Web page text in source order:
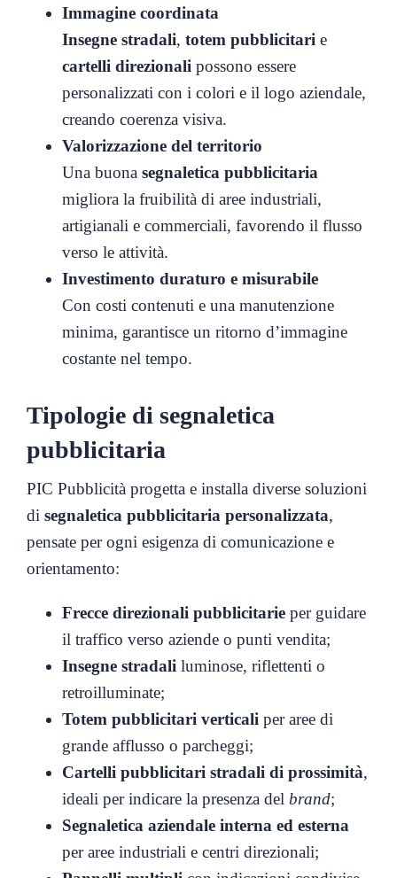
Immagine coordinata
Insegne stradali, totem pubblicitari e
cartelli direzionali possono essere
personalizzati con i colori e il logo aziendale,
creando coerenza visiva.
Valorizzazione del territorio
Una buona segnaletica pubblicitaria
migliora la fruibilità di aree industriali,
artigianali e commerciali, favorendo il flusso
verso le attività.
Investimento duraturo e misurabile
Con costi contenuti e una manutenzione
minima, garantisce un ritorno d’immagine
costante nel tempo.
Tipologie di segnaletica
pubblicitaria
PIC Pubblicità progetta e installa diverse soluzioni
di segnaletica pubblicitaria personalizzata,
pensate per ogni esigenza di comunicazione e
orientamento:
Frecce direzionali pubblicitarieper guidare
il traffico verso aziende o punti vendita;
Insegne stradali luminose, riflettenti o
retroilluminate;
Totem pubblicitari verticali per aree di
grande afflusso o parcheggi;
Cartelli pubblicitari stradali di prossimità,
ideali per indicare la presenza del brand;
Segnaletica aziendale interna ed esterna
per aree industriali e centri direzionali;